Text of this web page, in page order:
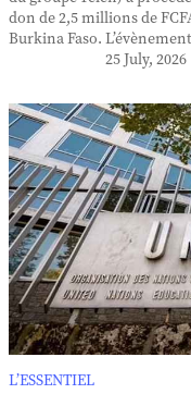
don de 2,5 millions de
Burkina Faso.
25 July, 2026
L’ESSENTIEL